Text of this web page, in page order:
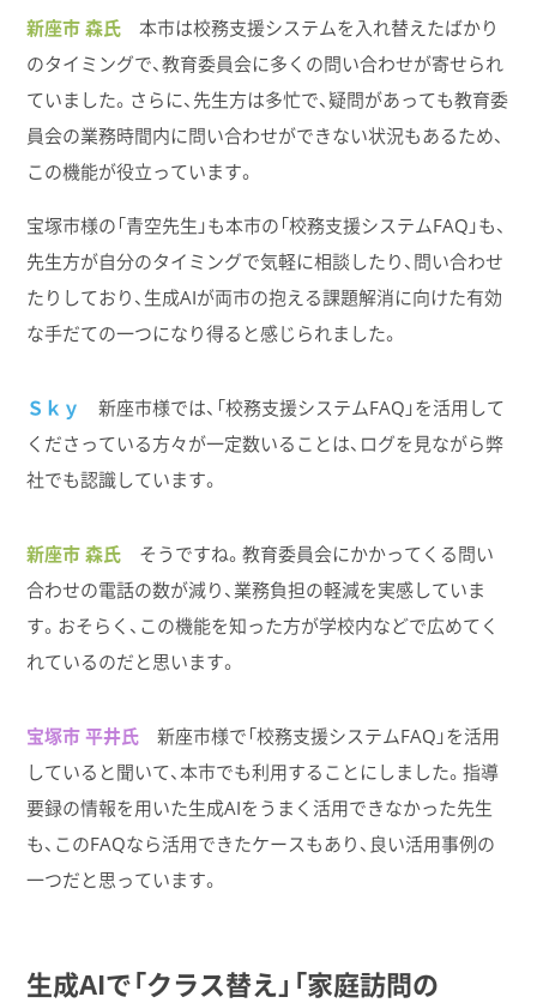
新座市 森氏 本市は校務支援システムを入れ替えたばかり
のタイミングで、教育委員会に多くの問い合わせが寄せられ
ていました。さらに、先生方は多忙で、疑問があっても教育委
員会の業務時間内に問い合わせができない状況もあるため、
この機能が役立っています。
宝塚市様の「青空先生」も本市の「校務支援システムFAQ」も、
先生方が自分のタイミングで気軽に相談したり、問い合わせ
たりしており、生成AIが両市の抱える課題解消に向けた有効
な手だての一つになり得ると感じられました。
Ｓｋｙ
新座市様では、「校務支援システムFAQ」を活用して
くださっている方々が一定数いることは、ログを見ながら弊
社でも認識しています。
新座市 森氏 そうですね。教育委員会にかかってくる問い
合わせの電話の数が減り、業務負担の軽減を実感していま
す。おそらく、この機能を知った方が学校内などで広めてく
れているのだと思います。
宝塚市 平井氏 新座市様で「校務支援システムFAQ」を活用
していると聞いて、本市でも利用することにしました。指導
要録の情報を用いた生成AIをうまく活用できなかった先生
も、このFAQなら活用できたケースもあり、良い活用事例の
一つだと思っています。
生成AIで​「クラス替え」​「家庭訪問の​